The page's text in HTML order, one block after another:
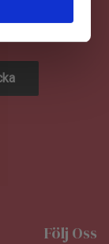
Följ Oss